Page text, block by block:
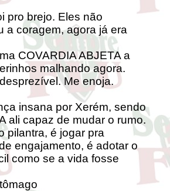
pro brejo. Eles não
a coragem, agora já era
COVARDIA ABJETA a
malhando agora.
Me enoja.
insana por Xerém, sendo
ali capaz de mudar o rumo.
pilantra, é jogar pra
engajamento, é adotar o
como se a vida fosse